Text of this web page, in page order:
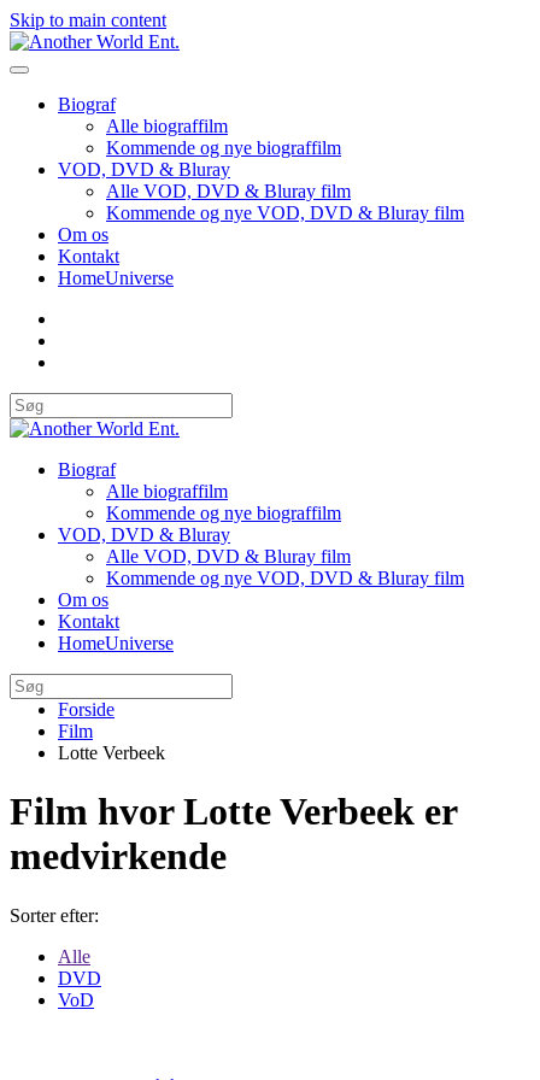
Skip to main content
Biograf
Alle biograffilm
Kommende og nye biograffilm
VOD, DVD & Bluray
Alle VOD, DVD & Bluray film
Kommende og nye VOD, DVD & Bluray film
Om os
Kontakt
HomeUniverse
Biograf
Alle biograffilm
Kommende og nye biograffilm
VOD, DVD & Bluray
Alle VOD, DVD & Bluray film
Kommende og nye VOD, DVD & Bluray film
Om os
Kontakt
HomeUniverse
Forside
Film
Lotte Verbeek
Film hvor Lotte Verbeek er
medvirkende
Sorter efter:
Alle
DVD
VoD